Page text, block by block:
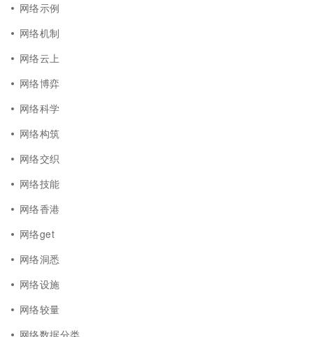
网络示例
网络机制
网络云上
网络博弈
网络科学
网络构筑
网络交织
网络技能
网络香港
网络get
网络洞悉
网络设施
网络较量
网络数据分类